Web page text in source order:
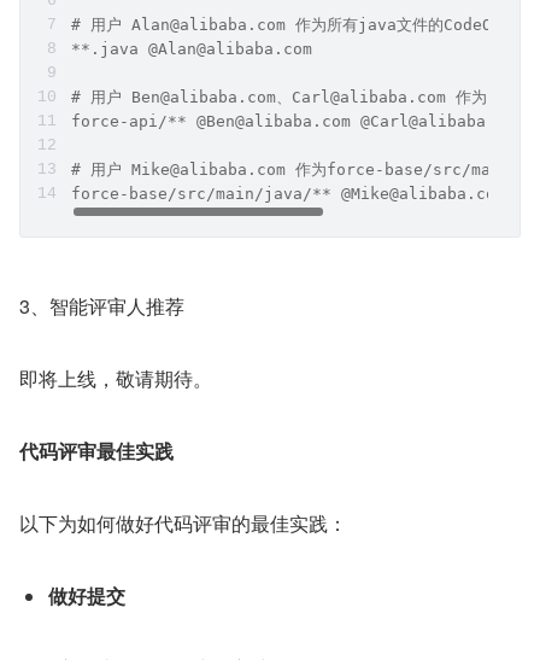
# 用户 Alan@alibaba.com 作为所有java文件的CodeOwner
**.java @Alan@alibaba.com
# 用户 Ben@alibaba.com、Carl@alibaba.com 作为force-
force-api/** @Ben@alibaba.com @Carl@alibaba.com
# 用户 Mike@alibaba.com 作为force-base/src/main/java
force-base/src/main/java/** @Mike@alibaba.com
3、智能评审人推荐
即将上线，敬请期待。
代码评审最佳实践
以下为如何做好代码评审的最佳实践：
做好提交